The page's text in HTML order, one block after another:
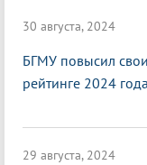
30 августа, 2024
БГМУ повысил
рейтинге 2024
29 августа, 2024